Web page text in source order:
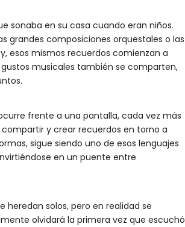
sonaba en su casa cuando eran niños.
grandes composiciones orquestales o las
esos mismos recuerdos comienzan a
musicales también se comparten,
frente a una pantalla, cada vez más
y crear recuerdos en torno a
sigue siendo uno de esos lenguajes
en un puente entre
heredan solos, pero en realidad se
olvidará la primera vez que escuchó